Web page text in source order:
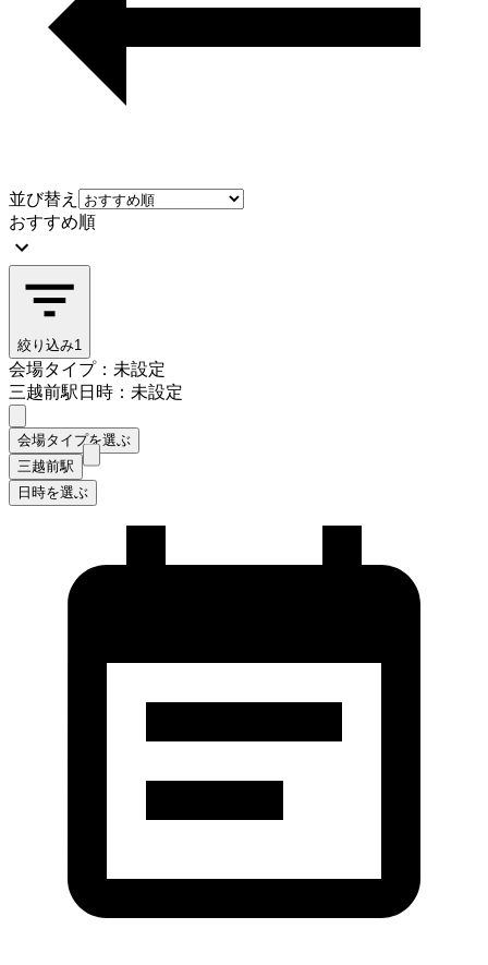
並び替え
おすすめ順
絞り込み1
会場タイプ：未設定
三越前駅日時：未設定
会場タイプを選ぶ
三越前駅
日時を選ぶ